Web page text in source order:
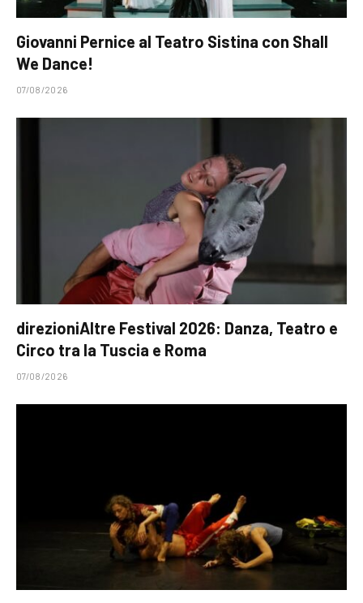
Giovanni Pernice al Teatro Sistina con Shall
We Dance!
07/08/2026
direzioniAltre Festival 2026: Danza, Teatro e
Circo tra la Tuscia e Roma
07/08/2026